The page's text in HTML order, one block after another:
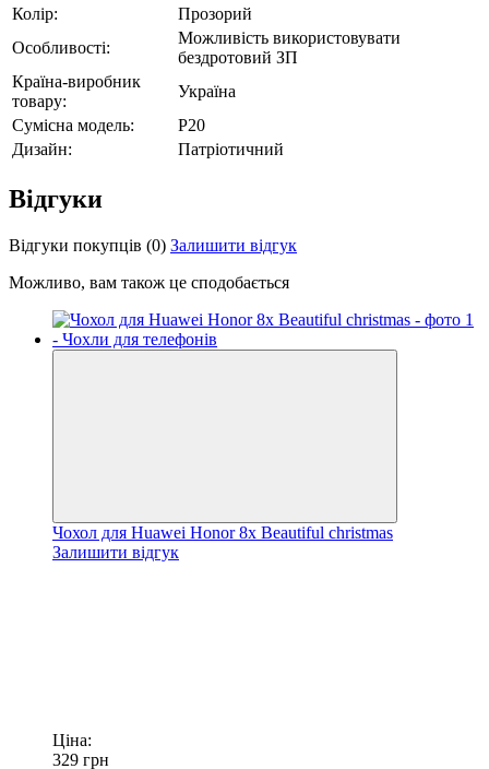
Колір:
Прозорий
Особливості:
Можливість використовувати
бездротовий ЗП
Країна-виробник
товару:
Україна
Сумісна модель:
P20
Дизайн:
Патріотичний
Відгуки
Відгуки покупців (0) Залишити відгук
Можливо, вам також це сподобається
Чохол для Huawei Honor 8x Beautiful christmas
Залишити відгук
Ціна:
329 грн